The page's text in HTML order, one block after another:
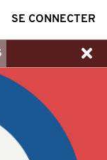
SE CONNECTER